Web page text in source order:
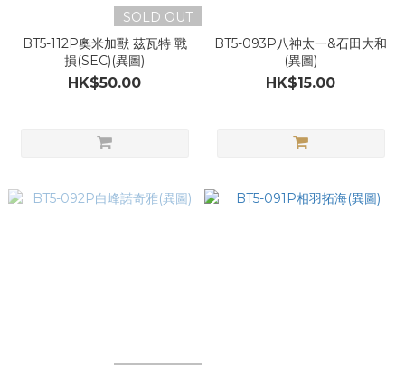
SOLD OUT
BT5-112P奧米加獸 茲瓦特 戰
損(SEC)(異圖)
HK$50.00
BT5-093P八神太一&石田大和
(異圖)
HK$15.00